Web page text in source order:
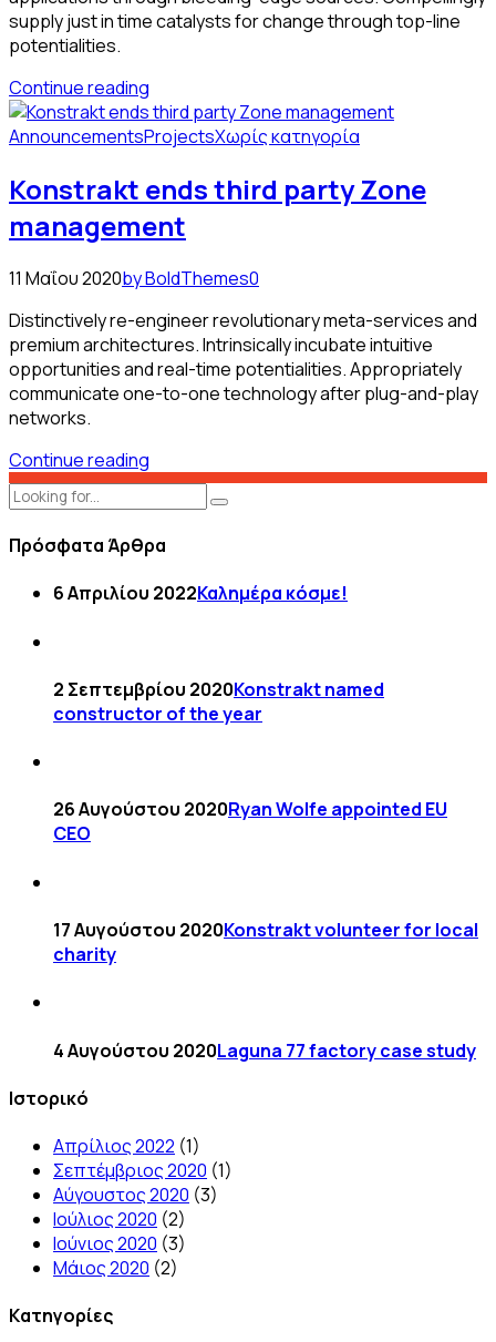
supply just in time catalysts for change through top-line
potentialities.
Continue reading
AnnouncementsProjectsΧωρίς κατηγορία
Konstrakt ends third party Zone
management
11 Μαΐου 2020by BoldThemes0
Distinctively re-engineer revolutionary meta-services and
premium architectures. Intrinsically incubate intuitive
opportunities and real-time potentialities. Appropriately
communicate one-to-one technology after plug-and-play
networks.
Continue reading
Πρόσφατα Άρθρα
6 Απριλίου 2022Καλημέρα κόσμε!
2 Σεπτεμβρίου 2020Konstrakt named
constructor of the year
26 Αυγούστου 2020Ryan Wolfe appointed EU
CEO
17 Αυγούστου 2020Konstrakt volunteer for local
charity
4 Αυγούστου 2020Laguna 77 factory case study
Ιστορικό
Απρίλιος 2022 (1)
Σεπτέμβριος 2020 (1)
Αύγουστος 2020 (3)
Ιούλιος 2020 (2)
Ιούνιος 2020 (3)
Μάιος 2020 (2)
Kατηγορίες